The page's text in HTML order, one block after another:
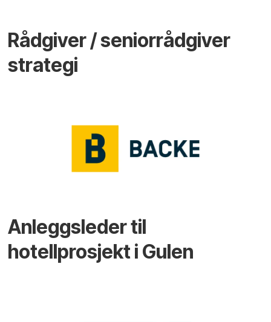
Rådgiver / seniorrådgiver
strategi
Anleggsleder til
hotellprosjekt i Gulen